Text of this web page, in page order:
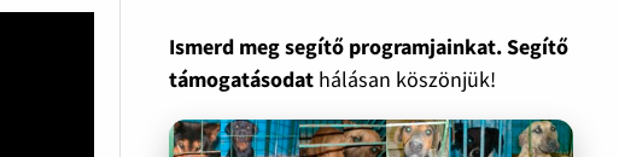
Ismerd meg segítő programjainkat. Segítő
támogatásodat hálásan köszönjük!